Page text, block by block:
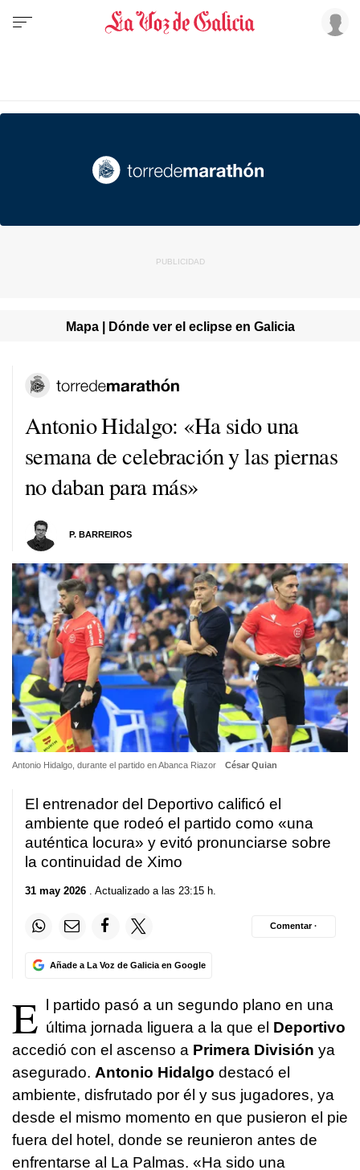
Mapa | Dónde ver el eclipse en Galicia
Antonio Hidalgo: «Ha sido una
semana de celebración y las piernas
no daban para más»
P. BARREIROS
Antonio Hidalgo, durante el partido en Abanca Riazor César Quian
El entrenador del Deportivo calificó el
ambiente que rodeó el partido como «una
auténtica locura» y evitó pronunciarse sobre
la continuidad de Ximo
31 may 2026 . Actualizado a las 23:15 h.
Añade a La Voz de Galicia en Google
Comentar ·
E l partido pasó a un segundo plano en una
última jornada liguera a la que el Deportivo
accedió con el ascenso a Primera División ya
asegurado. Antonio Hidalgo destacó el
ambiente, disfrutado por él y sus jugadores, ya
desde el mismo momento en que pusieron el pie
fuera del hotel, donde se reunieron antes de
enfrentarse al La Palmas. «Ha sido una